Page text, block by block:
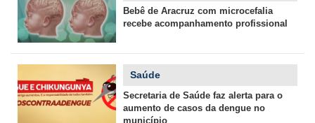
Bebê de Aracruz com microcefalia
recebe acompanhamento profissional
Saúde
Secretaria de Saúde faz alerta para o
aumento de casos da dengue no
município